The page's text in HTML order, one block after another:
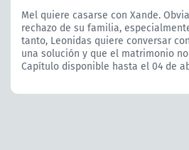
Mel quiere casarse con Xande.
rechazo de su familia,
tanto, Leonidas quiere conversar
una solución y que el matrimonio
Capítulo disponible hasta el 04 de